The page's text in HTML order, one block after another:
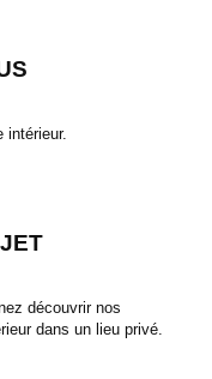
intérieur.
découvrir nos
dans un lieu privé.